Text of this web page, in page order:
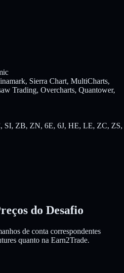
Sierra Chart, MultiCharts,
Trading, Overcharts, Quantower,
SI, ZB, ZN, 6E, 6J, HE, LE, ZC, ZS,
do Desafio
de conta correspondentes
quanto na Earn2Trade.